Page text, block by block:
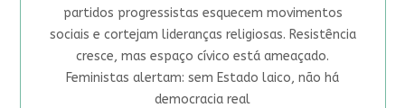
partidos progressistas esquecem movimentos
sociais e cortejam lideranças religiosas. Resistência
cresce, mas espaço cívico está ameaçado.
Feministas alertam: sem Estado laico, não há
democracia real